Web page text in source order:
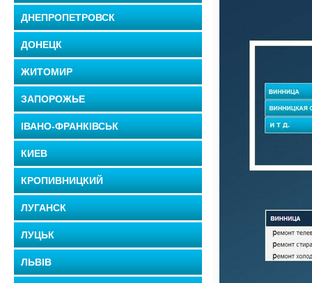
ДНЕПРОПЕТРОВСК
ДОНЕЦК
ЖИТОМИР
ЗАПОРОЖЬЕ
ІВАНО-ФРАНКІВСЬК
КИЕВ
КРОПИВНИЦКИЙ
ЛУГАНСК
ЛУЦЬК
ЛЬВІВ